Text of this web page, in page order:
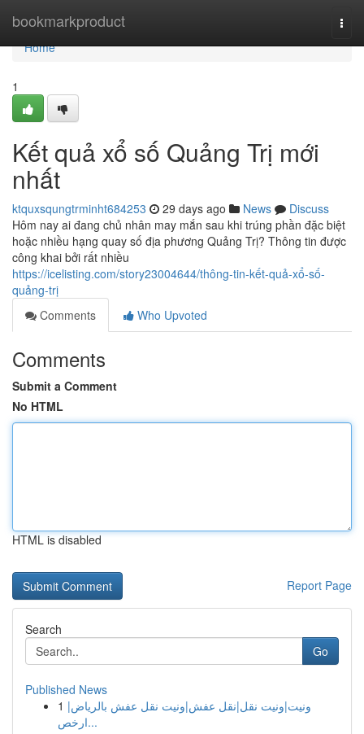
bookmarkproduct
Home
Home
1
Kết quả xổ số Quảng Trị mới
nhất
ktquxsqungtrminht684253 29 days ago News
Discuss
Hôm nay ai đang chủ nhân may mắn sau khi trúng phần đặc biệt
hoặc nhiều hạng quay số địa phương Quảng Trị? Thông tin được
công khai bởi rất nhiều
https://icelisting.com/story23004644/thông-tin-kết-quả-xổ-số-
quảng-trị
Comments
Who Upvoted
Comments
Submit a Comment
No HTML
HTML is disabled
Report Page
Search
Go
Published News
1 ونيت|ونيت نقل|نقل عفش|ونيت نقل عفش بالرياض|
ارخص...